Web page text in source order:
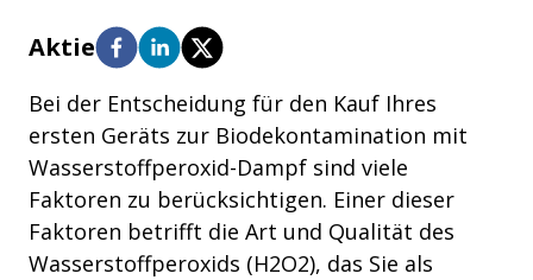
Aktie
Bei der Entscheidung für den Kauf Ihres
ersten Geräts zur Biodekontamination mit
Wasserstoffperoxid-Dampf sind viele
Faktoren zu berücksichtigen. Einer dieser
Faktoren betrifft die Art und Qualität des
Wasserstoffperoxids (H2O2), das Sie als